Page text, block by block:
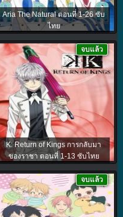
Aria The Natural ตอนที่ 1-26 ซับ
ไทย
K: Return of Kings การกลับมา
ของราชา ตอนที่ 1-13 ซับไทย
จบแล้ว
จบแล้ว